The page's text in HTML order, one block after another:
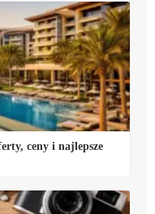
ceny i najlepsze